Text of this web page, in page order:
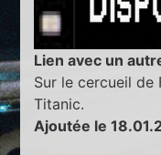
Lien avec un
Sur le cercueil de
Titanic.
Ajoutée le